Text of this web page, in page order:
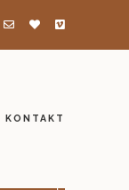
KONTAKT